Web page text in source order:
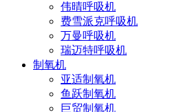
伟晴呼吸机
费雪派克呼吸机
万曼呼吸机
瑞迈特呼吸机
制氧机
亚适制氧机
鱼跃制氧机
巨贸制氧机